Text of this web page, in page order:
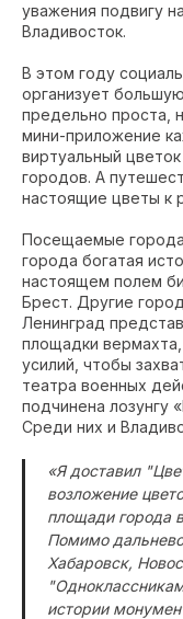
уважения подвигу
Владивосток.
В этом году
организует
предельно проста,
мини-приложение
виртуальный
городов. А
настоящие цветы к
Посещаемые
города богатая
настоящем полем
Брест. Другие
Ленинград
площадки
усилий, чтобы
театра военных
подчинена лозунгу
Среди них и
«Я доставил
возложение
площади города
Помимо
Хабаровск,
истории